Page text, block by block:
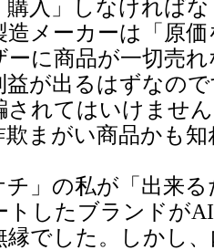
購入」しなければ
メーカーは「原
ーに商品が一切売
益が出るはずなの
されてはいけませ
まがい商品かも
」の私が「出来
トしたブランドが
でした。しかし